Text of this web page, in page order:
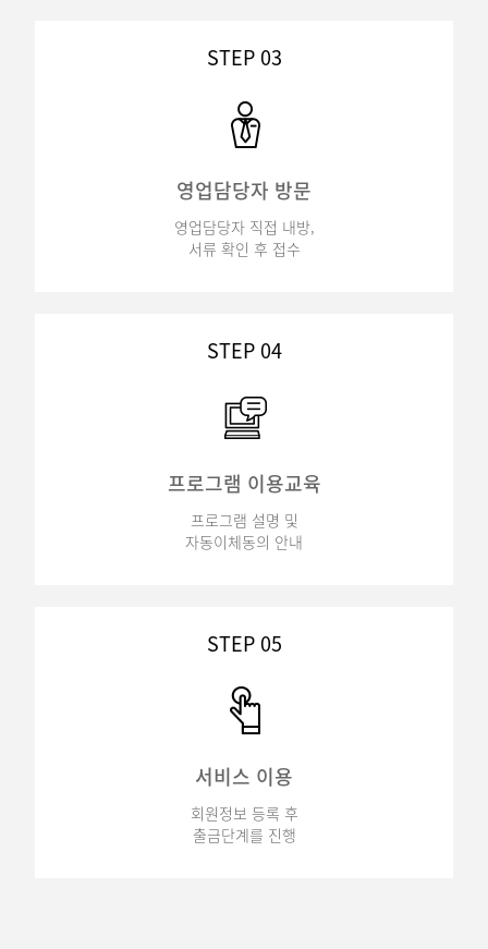
STEP 03
영업담당자 방문
영업담당자 직접 내방,
서류 확인 후 접수
STEP 04
프로그램 이용교육
프로그램 설명 및
자동이체동의 안내
STEP 05
서비스 이용
회원정보 등록 후
출금단계를 진행